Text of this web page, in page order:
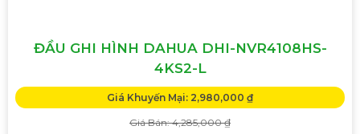
ĐẦU GHI HÌNH DAHUA DHI-NVR4108HS-
4KS2-L
Giá Khuyến Mại: 2,980,000 ₫
Giá Bán: 4,285,000 ₫